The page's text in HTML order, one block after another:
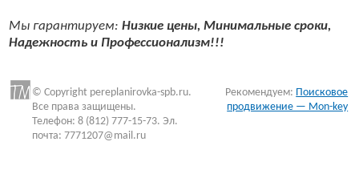
Мы гарантируем:Низкие цены, Минимальные сроки,
Надежность и Профессионализм!!!
© Copyright pereplanirovka-spb.ru.
Все права защищены.
Телефон: 8 (812) 777-15-73. Эл.
почта: 7771207@mail.ru
Рекомендуем: Поисковое
продвижение — Mon-key